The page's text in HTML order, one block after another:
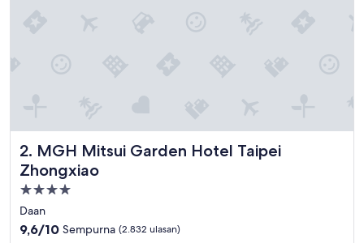
2. MGH Mitsui Garden Hotel Taipei
Zhongxiao
MGH Mitsui Garden Hotel Taipei Zhongxiao
Properti
bintang
4.0
Daan
9.6
9,6/10 Sempurna (2.832 ulasan)